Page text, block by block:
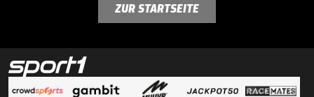
ZUR STARTSEITE